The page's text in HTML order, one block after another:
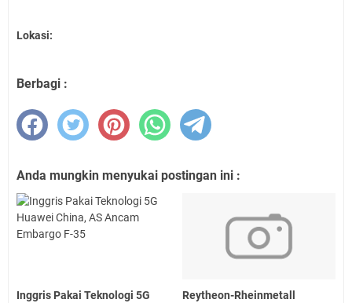
Lokasi:
Berbagi :
Anda mungkin menyukai postingan ini :
Inggris Pakai Teknologi 5G
Reytheon-Rheinmetall